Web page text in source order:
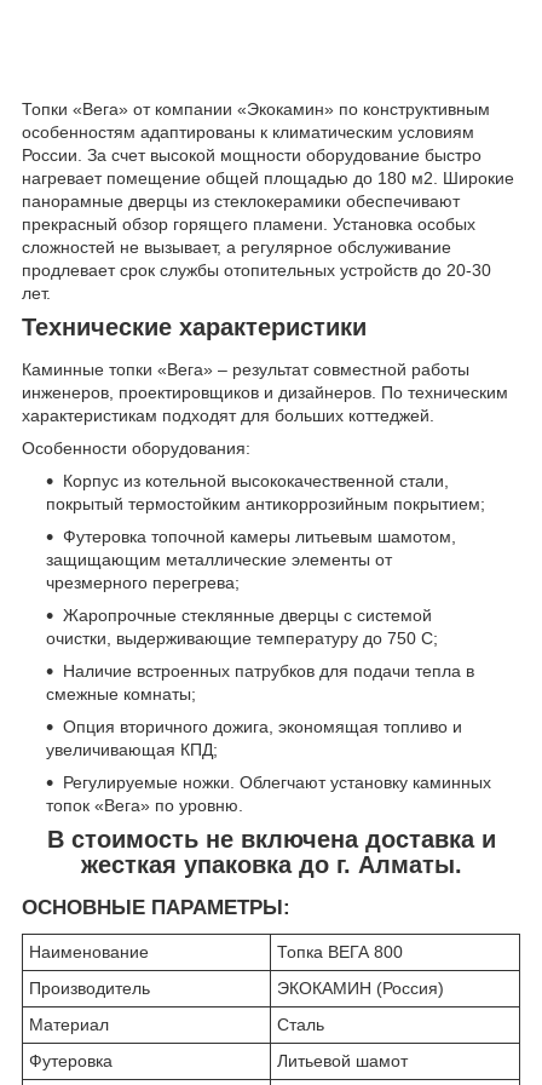
Топки «Вега» от компании «Экокамин» по конструктивным
особенностям адаптированы к климатическим условиям
России. За счет высокой мощности оборудование быстро
нагревает помещение общей площадью до 180 м2 . Широкие
панорамные дверцы из стеклокерамики обеспечивают
прекрасный обзор горящего пламени. Установка особых
сложностей не вызывает, а регулярное обслуживание
продлевает срок службы отопительных устройств до 20-30
лет.
Технические характеристики
Каминные топки «Вега» – результат совместной работы
инженеров, проектировщиков и дизайнеров. По техническим
характеристикам подходят для больших коттеджей.
Особенности оборудования:
Корпус из котельной высококачественной стали,
покрытый термостойким антикоррозийным покрытием;
Футеровка топочной камеры литьевым шамотом,
защищающим металлические элементы от
чрезмерного перегрева;
Жаропрочные стеклянные дверцы с системой
очистки, выдерживающие температуру до 750 С;
Наличие встроенных патрубков для подачи тепла в
смежные комнаты;
Опция вторичного дожига, экономящая топливо и
увеличивающая КПД;
Регулируемые ножки. Облегчают установку каминных
топок «Вега» по уровню.
В стоимость не включена доставка и
жесткая упаковка до г. Алматы.
ОСНОВНЫЕ ПАРАМЕТРЫ:
Наименование
Топка ВЕГА 800
Производитель
ЭКОКАМИН (Россия)
Материал
Сталь
Футеровка
Литьевой шамот